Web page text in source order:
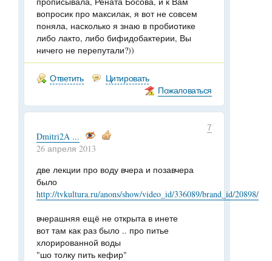
вопросик про максилак, я вот не совсем
поняла, насколько я знаю в пробиотике
либо лакто, либо бифидобактерии, Вы
ничего не перепутали?))
Ответить
Цитировать
Пожаловаться
7
Dmitri2A ...
26 апреля 2013
две лекции про воду вчера и позавчера
было
http://tvkultura.ru/anons/show/video_id/336089/brand_id/20898/
вчерашняя ещё не открыта в инете
вот там как раз было .. про питье
хлорированной воды
"шо толку пить кефир"